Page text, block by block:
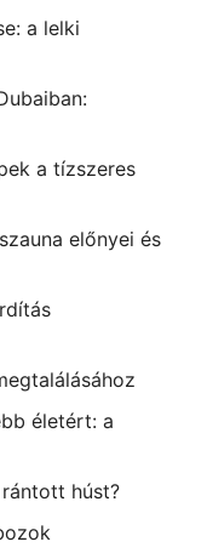
a lelki
a tízszeres
előnyei és
életért: a
húst?